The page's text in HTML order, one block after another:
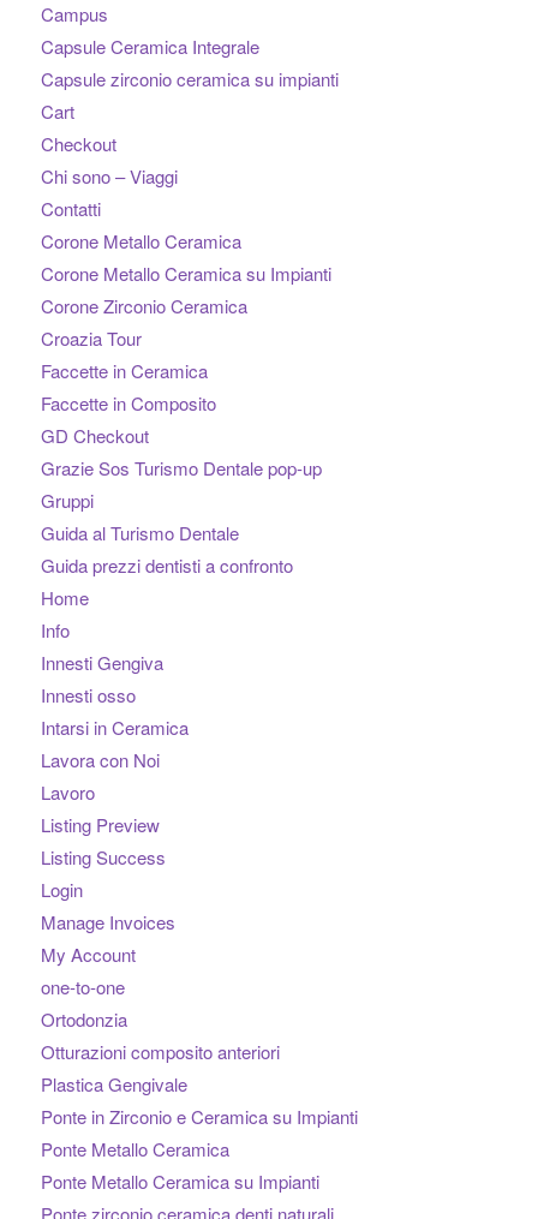
Campus
Capsule Ceramica Integrale
Capsule zirconio ceramica su impianti
Cart
Checkout
Chi sono – Viaggi
Contatti
Corone Metallo Ceramica
Corone Metallo Ceramica su Impianti
Corone Zirconio Ceramica
Croazia Tour
Faccette in Ceramica
Faccette in Composito
GD Checkout
Grazie Sos Turismo Dentale pop-up
Gruppi
Guida al Turismo Dentale
Guida prezzi dentisti a confronto
Home
Info
Innesti Gengiva
Innesti osso
Intarsi in Ceramica
Lavora con Noi
Lavoro
Listing Preview
Listing Success
Login
Manage Invoices
My Account
one-to-one
Ortodonzia
Otturazioni composito anteriori
Plastica Gengivale
Ponte in Zirconio e Ceramica su Impianti
Ponte Metallo Ceramica
Ponte Metallo Ceramica su Impianti
Ponte zirconio ceramica denti naturali